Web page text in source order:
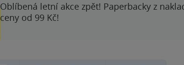
Oblíbená letní akce zpět! Paperbacky z
ceny od 99 Kč!